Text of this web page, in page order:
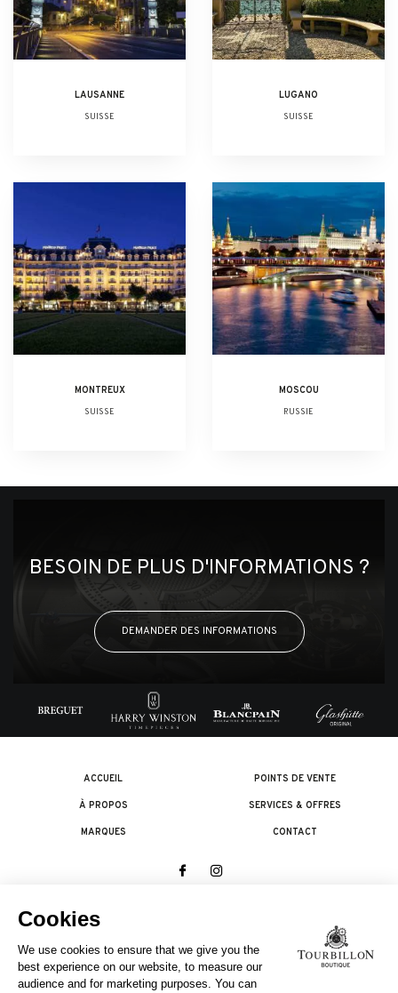
LAUSANNE
SUISSE
LUGANO
SUISSE
MONTREUX
SUISSE
MOSCOU
RUSSIE
BESOIN DE PLUS D'INFORMATIONS ?
DEMANDER DES INFORMATIONS
ACCUEIL
À PROPOS
MARQUES
POINTS DE VENTE
SERVICES & OFFRES
CONTACT